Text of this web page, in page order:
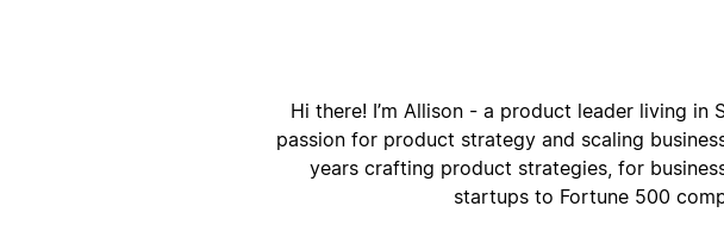
Hi there! I’m Allison - a product leader living in
passion for product strategy and scaling
years crafting product strategies, for
startups to Fortune 500